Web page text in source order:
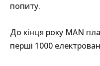
попиту.
До кінця року MAN
перші 1000